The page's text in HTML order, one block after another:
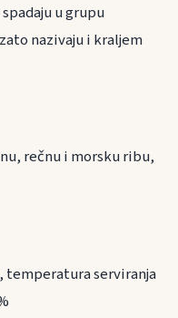
u grupu
nazivaju i kraljem
rečnu i morsku ribu,
temperatura serviranja